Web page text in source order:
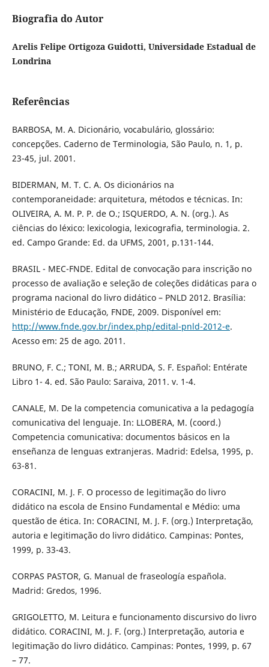
Biografia do Autor
Arelis Felipe Ortigoza Guidotti, Universidade Estadual de
Londrina
Referências
BARBOSA, M. A. Dicionário, vocabulário, glossário:
concepções. Caderno de Terminologia, São Paulo, n. 1, p.
23-45, jul. 2001.
BIDERMAN, M. T. C. A. Os dicionários na
contemporaneidade: arquitetura, métodos e técnicas. In:
OLIVEIRA, A. M. P. P. de O.; ISQUERDO, A. N. (org.). As
ciências do léxico: lexicologia, lexicografia, terminologia. 2.
ed. Campo Grande: Ed. da UFMS, 2001, p.131-144.
BRASIL - MEC-FNDE. Edital de convocação para inscrição no
processo de avaliação e seleção de coleções didáticas para o
programa nacional do livro didático – PNLD 2012. Brasília:
Ministério de Educação, FNDE, 2009. Disponível em:
http://www.fnde.gov.br/index.php/edital-pnld-2012-e.
Acesso em: 25 de ago. 2011.
BRUNO, F. C.; TONI, M. B.; ARRUDA, S. F. Español: Entérate
Libro 1- 4. ed. São Paulo: Saraiva, 2011. v. 1-4.
CANALE, M. De la competencia comunicativa a la pedagogía
comunicativa del lenguaje. In: LLOBERA, M. (coord.)
Competencia comunicativa: documentos básicos en la
enseñanza de lenguas extranjeras. Madrid: Edelsa, 1995, p.
63-81.
CORACINI, M. J. F. O processo de legitimação do livro
didático na escola de Ensino Fundamental e Médio: uma
questão de ética. In: CORACINI, M. J. F. (org.) Interpretação,
autoria e legitimação do livro didático. Campinas: Pontes,
1999, p. 33-43.
CORPAS PASTOR, G. Manual de fraseología española.
Madrid: Gredos, 1996.
GRIGOLETTO, M. Leitura e funcionamento discursivo do livro
didático. CORACINI, M. J. F. (org.) Interpretação, autoria e
legitimação do livro didático. Campinas: Pontes, 1999, p. 67
– 77.